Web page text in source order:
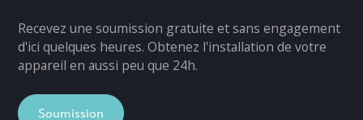
Recevez une soumission gratuite et sans engagement
d'ici quelques heures. Obtenez l'installation de votre
appareil en aussi peu que 24h.
Soumission